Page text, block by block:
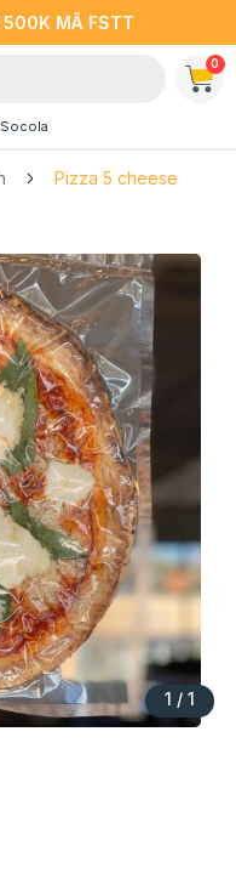
500K MÃ FSTT
Socola
0
Pizza 5 cheese
1 / 1